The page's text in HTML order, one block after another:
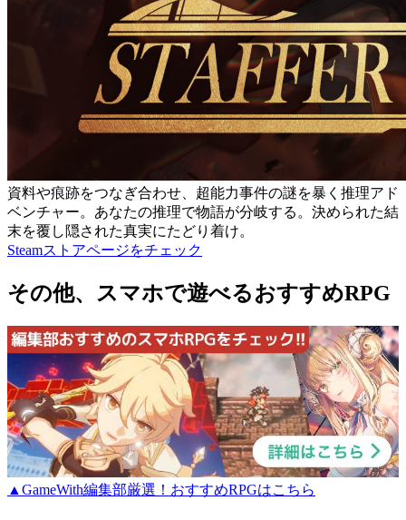
資料や痕跡をつなぎ合わせ、超能力事件の謎を暴く推理アド
ベンチャー。あなたの推理で物語が分岐する。決められた結
末を覆し隠された真実にたどり着け。
Steamストアページをチェック
その他、スマホで遊べるおすすめRPG
▲GameWith編集部厳選！おすすめRPGはこちら